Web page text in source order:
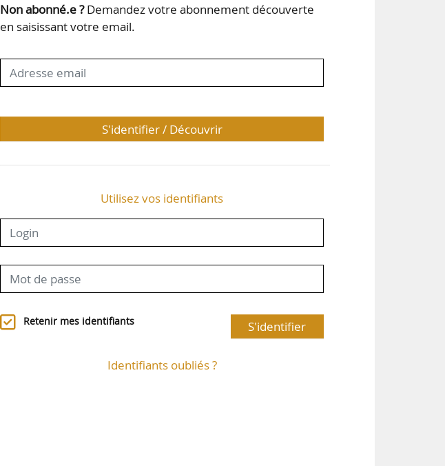
Non abonné.e ?Demandez votre abonnement découverte
en saisissant votre email.
S'identifier / Découvrir
Utilisez vos identifiants
Retenir mes identifiants S'identifier
Identifiants oubliés ?